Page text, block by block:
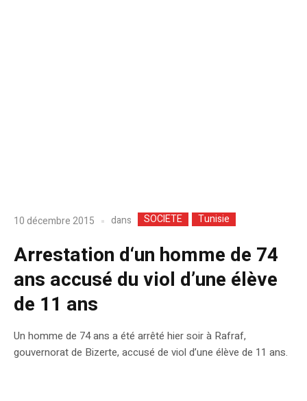
10 décembre 2015 dans SOCIETE Tunisie
Arrestation d‘un homme de 74
ans accusé du viol d’une élève
de 11 ans
Un homme de 74 ans a été arrêté hier soir à Rafraf,
gouvernorat de Bizerte, accusé de viol d’une élève de 11 ans.